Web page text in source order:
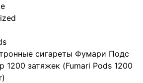
сигареты Фумари Подс
1200 затяжек (Fumari Pods 1200